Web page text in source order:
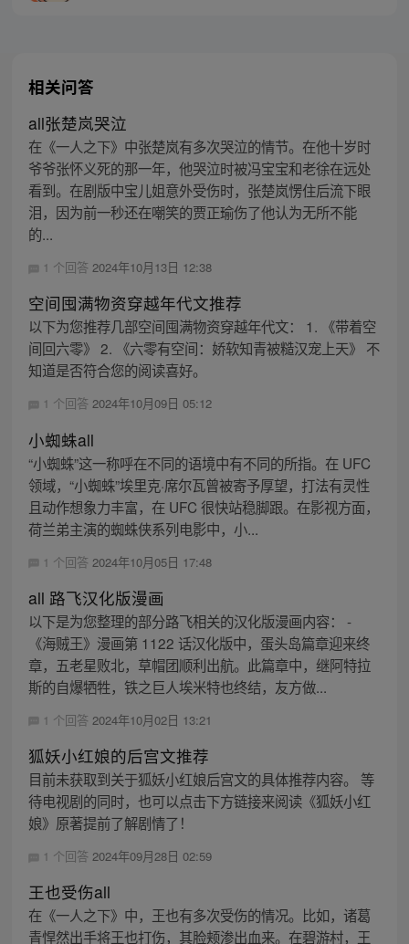
相关问答
all张楚岚哭泣
在《一人之下》中张楚岚有多次哭泣的情节。在他十岁时
爷爷张怀义死的那一年，他哭泣时被冯宝宝和老徐在远处
看到。在剧版中宝儿姐意外受伤时，张楚岚愣住后流下眼
泪，因为前一秒还在嘲笑的贾正瑜伤了他认为无所不能
的...
1 个回答 2024年10月13日 12:38
空间囤满物资穿越年代文推荐
以下为您推荐几部空间囤满物资穿越年代文： 1. 《带着空
间回六零》 2. 《六零有空间：娇软知青被糙汉宠上天》 不
知道是否符合您的阅读喜好。
1 个回答 2024年10月09日 05:12
小蜘蛛all
“小蜘蛛”这一称呼在不同的语境中有不同的所指。在 UFC
领域，“小蜘蛛”埃里克·席尔瓦曾被寄予厚望，打法有灵性
且动作想象力丰富，在 UFC 很快站稳脚跟。在影视方面，
荷兰弟主演的蜘蛛侠系列电影中，小...
1 个回答 2024年10月05日 17:48
all 路飞汉化版漫画
以下是为您整理的部分路飞相关的汉化版漫画内容： -
《海贼王》漫画第 1122 话汉化版中，蛋头岛篇章迎来终
章，五老星败北，草帽团顺利出航。此篇章中，继阿特拉
斯的自爆牺牲，铁之巨人埃米特也终结，友方做...
1 个回答 2024年10月02日 13:21
狐妖小红娘的后宫文推荐
目前未获取到关于狐妖小红娘后宫文的具体推荐内容。 等
待电视剧的同时，也可以点击下方链接来阅读《狐妖小红
娘》原著提前了解剧情了！
1 个回答 2024年09月28日 02:59
王也受伤all
在《一人之下》中，王也有多次受伤的情况。比如，诸葛
青悍然出手将王也打伤，其脸颊渗出血来。在碧游村，王